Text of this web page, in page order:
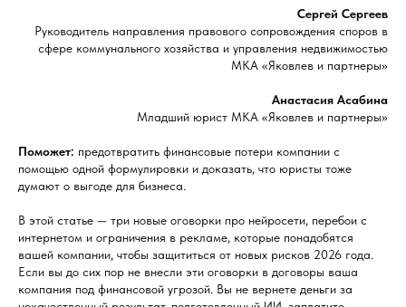
Сергей Сергеев
Руководитель направления правового сопровождения споров в
сфере коммунального хозяйства и управления недвижимостью
МКА «Яковлев и партнеры»
Анастасия Асабина
Младший юрист МКА «Яковлев и партнеры»
Поможет: предотвратить финансовые потери компании с
помощью одной формулировки и доказать, что юристы тоже
думают о выгоде для бизнеса.
В этой статье — три новые оговорки про нейросети, перебои с
интернетом и ограничения в рекламе, которые понадобятся
вашей компании, чтобы защититься от новых рисков 2026 года.
Если вы до сих пор не внесли эти оговорки в договоры ваша
компания под финансовой угрозой. Вы не вернете деньги за